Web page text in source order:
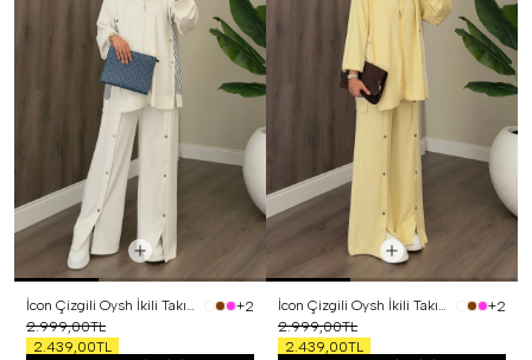
İcon Çizgili Oysh İkili Takım Beyaz
+2
2.999,00TL
2.439,00TL
İcon Çizgili Oysh İkili Takım Sarı
+2
2.999,00TL
2.439,00TL